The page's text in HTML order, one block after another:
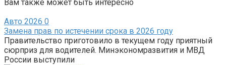
Вам также может быть интересно
Авто 2026 0
Замена прав по истечении срока в 2026 году
Правительство приготовило в текущем году приятный
сюрприз для водителей. Минэкономразвития и МВД
России выступили